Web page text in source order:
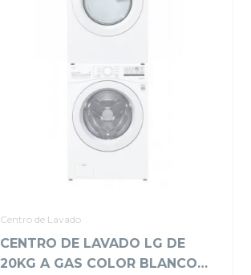
Centro de Lavado
CENTRO DE LAVADO LG DE
20KG A GAS COLOR BLANCO